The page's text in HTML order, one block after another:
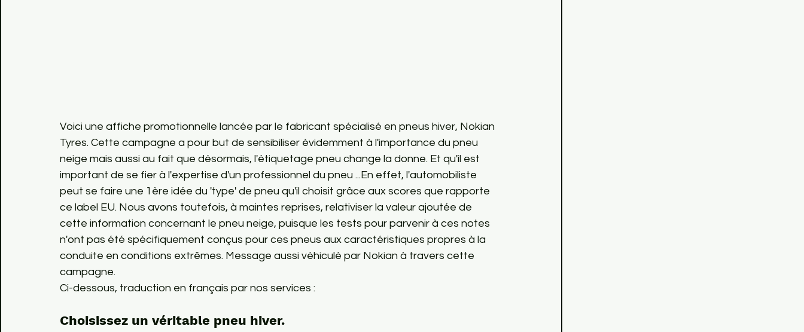
Voici une affiche promotionnelle lancée par le fabricant spécialisé en pneus hiver, Nokian
Tyres. Cette campagne a pour but de sensibiliser évidemment à l'importance du pneu
neige mais aussi au fait que désormais, l'étiquetage pneu change la donne. Et qu'il est
important de se fier à l'expertise d'un professionnel du pneu ...En effet, l'automobiliste
peut se faire une 1ère idée du 'type' de pneu qu'il choisit grâce aux scores que rapporte
ce label EU. Nous avons toutefois, à maintes reprises, relativiser la valeur ajoutée de
cette information concernant le pneu neige, puisque les tests pour parvenir à ces notes
n'ont pas été spécifiquement conçus pour ces pneus aux caractéristiques propres à la
conduite en conditions extrêmes. Message aussi véhiculé par Nokian à travers cette
campagne.
Ci-dessous, traduction en français par nos services :
Choisissez un véritable pneu hiver.